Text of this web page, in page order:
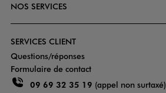
NOS SERVICES
SERVICES CLIENT
Questions/réponses
Formulaire de contact
09 69 32 35 19 (appel non surtaxé)